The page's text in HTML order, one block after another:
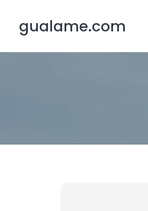
contentgualame.com